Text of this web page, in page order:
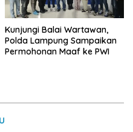
Kunjungi Balai Wartawan,
Polda Lampung Sampaikan
Permohonan Maaf ke PWI